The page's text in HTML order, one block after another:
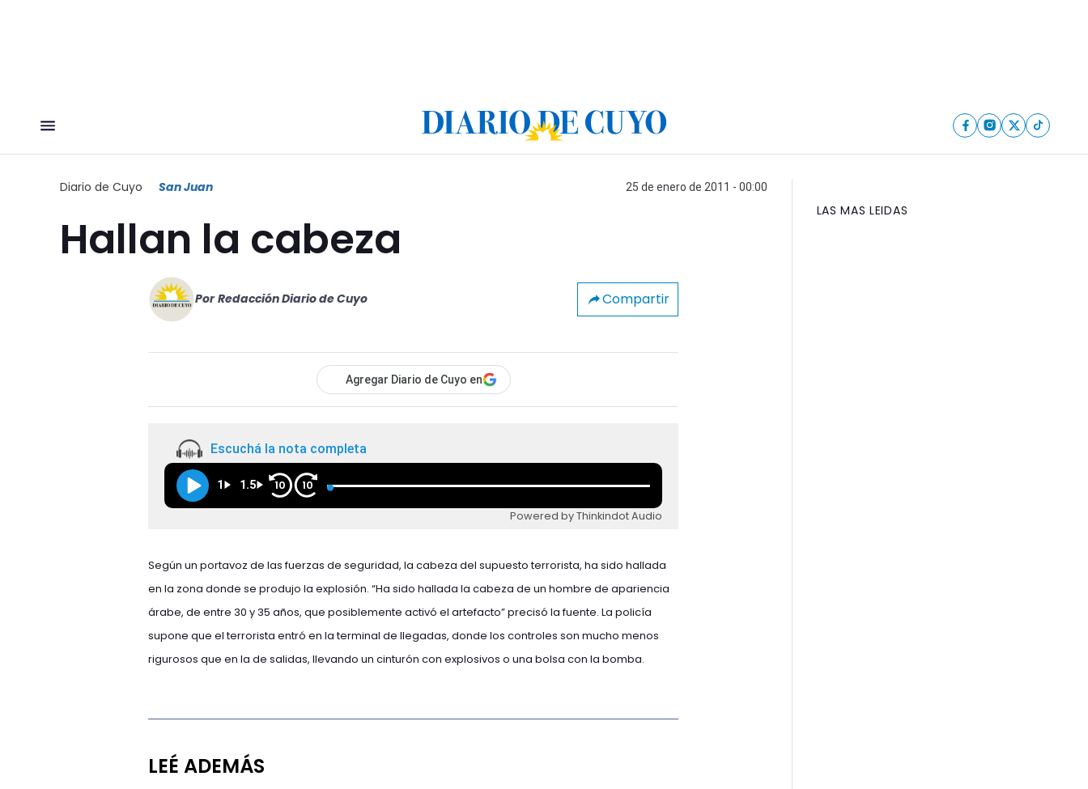
Diario de Cuyo San Juan 25 de enero de 2011 - 00:00
Hallan la cabeza
Por Redacción Diario de Cuyo Compartir
Agregar Diario de Cuyo en
Escuchá la nota completa
1 1.5 10 10
Powered by Thinkindot Audio
Según un portavoz de las fuerzas de seguridad, la cabeza del supuesto terrorista, ha sido hallada
en la zona donde se produjo la explosión. “Ha sido hallada la cabeza de un hombre de apariencia
árabe, de entre 30 y 35 años, que posiblemente activó el artefacto” precisó la fuente. La policía
supone que el terrorista entró en la terminal de llegadas, donde los controles son mucho menos
rigurosos que en la de salidas, llevando un cinturón con explosivos o una bolsa con la bomba.
LEÉ ADEMÁS
LAS MAS LEIDAS